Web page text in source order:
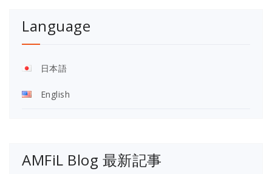
Language
English
日本語
AMFiL Blog 最新記事